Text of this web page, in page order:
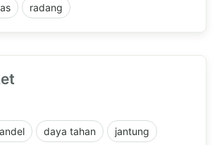
radang
daya tahan jantung